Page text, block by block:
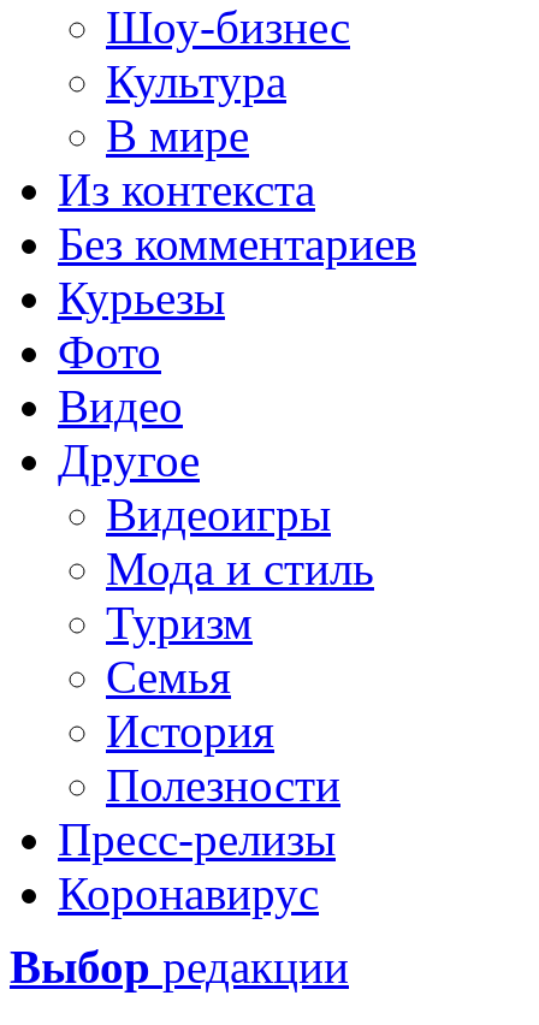
Шоу-бизнес
Культура
В мире
Из контекста
Без комментариев
Курьезы
Фото
Видео
Другое
Видеоигры
Мода и стиль
Туризм
Семья
История
Полезности
Пресс-релизы
Коронавирус
Выбор редакции